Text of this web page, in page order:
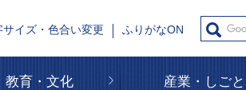
サイズ・色合い変更 ふりがなON
教育・文化 産業・しごと